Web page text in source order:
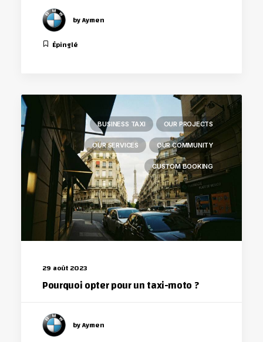
by Aymen
Épinglé
BUSINESS TAXI OUR PROJECTS
OUR SERVICES OUR COMMUNITY
CUSTOM BOOKING
29 août 2023
Pourquoi opter pour un taxi-moto ?
by Aymen